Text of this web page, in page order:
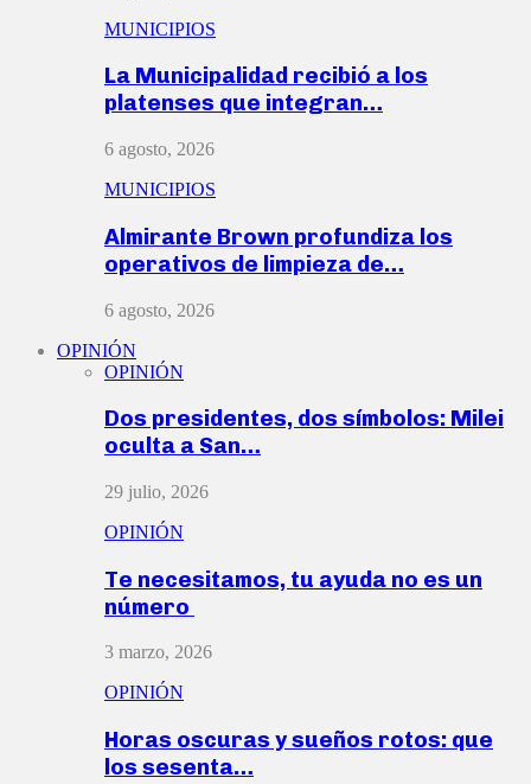
MUNICIPIOS
La Municipalidad recibió a los
platenses que integran…
6 agosto, 2026
MUNICIPIOS
Almirante Brown profundiza los
operativos de limpieza de…
6 agosto, 2026
OPINIÓN
OPINIÓN
Dos presidentes, dos símbolos: Milei
oculta a San…
29 julio, 2026
OPINIÓN
Te necesitamos, tu ayuda no es un
número
3 marzo, 2026
OPINIÓN
Horas oscuras y sueños rotos: que
los sesenta…